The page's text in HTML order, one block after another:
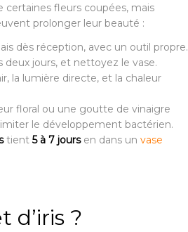
certaines fleurs coupées, mais
prolonger leur beauté :
dès réception, avec un outil propre.
deux jours, et nettoyez le vase.
la lumière directe, et la chaleur
floral ou une goutte de vinaigre
le développement bactérien.
tient5 à 7 joursen dans un vase
d’iris ?